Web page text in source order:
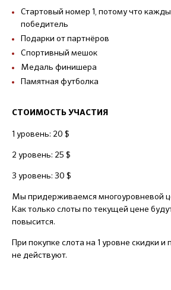
Стартовый номер 1, потому что
победитель
Подарки от партнёров
Спортивный мешок
Медаль финишера
Памятная футболка
СТОИМОСТЬ УЧАСТИЯ
1 уровень: 20 $
2 уровень: 25 $
3 уровень: 30 $
Мы придерживаемся многоуровневой
Как только слоты по текущей цене
повысится.
При покупке слота на 1 уровне скидки
не действуют.